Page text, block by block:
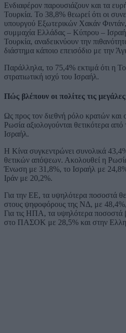
Ενδιαφέρον παρουσιάζουν και τα
Τουρκία. Το 38,8% θεωρεί ότι οι
υπουργού Εξωτερικών Χακάν
συμμαχία Ελλάδας – Κύπρου –
Τουρκία, αναδεικνύουν την
διάστημα κάποιο επεισόδιο με την
Παράλληλα, το 75,4% εκτιμά ότι η
στρατιωτική ισχύ του Ισραήλ.
Πώς βλέπουν οι πολίτες τις
Ως προς τον διεθνή ρόλο κρατών και
Ρωσία αξιολογούνται θετικότερα
Ισραήλ.
Η Κίνα συγκεντρώνει συνολικά
θετικών απόψεων. Ακολουθεί η
Ένωση με 31,8%, το Ισραήλ με
Ιράν με 20,2%.
Για την ΕΕ, τα υψηλότερα ποσοστά
στους ψηφοφόρους της ΝΔ, με
Για τις ΗΠΑ, τα υψηλότερα ποσοστά
στο ΠΑΣΟΚ με 28,5% και στην